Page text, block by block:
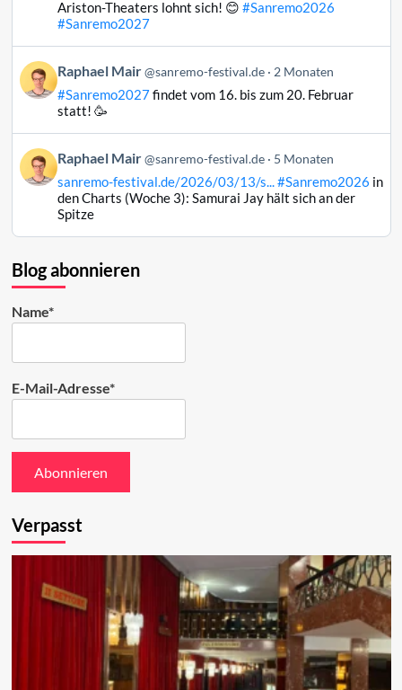
ansehen
Ariston-Theaters lohnt sich! 😊 #Sanremo2026
#Sanremo2027
Beitrag
von
Raphael
Bluesky
ansehen
Raphael Mair @sanremo-festival.de 2 Monaten
#Sanremo2027findet vom 16. bis zum 20. Februar
statt! 🥳
Beitrag
von
Raphael
ansehen
Raphael Mair @sanremo-festival.de 5 Monaten
sanremo-festival.de/2026/03/13/s...#Sanremo2026 in
den Charts (Woche 3): Samurai Jay hält sich an der
Spitze
Blog abonnieren
Name*
E-Mail-Adresse*
Verpasst